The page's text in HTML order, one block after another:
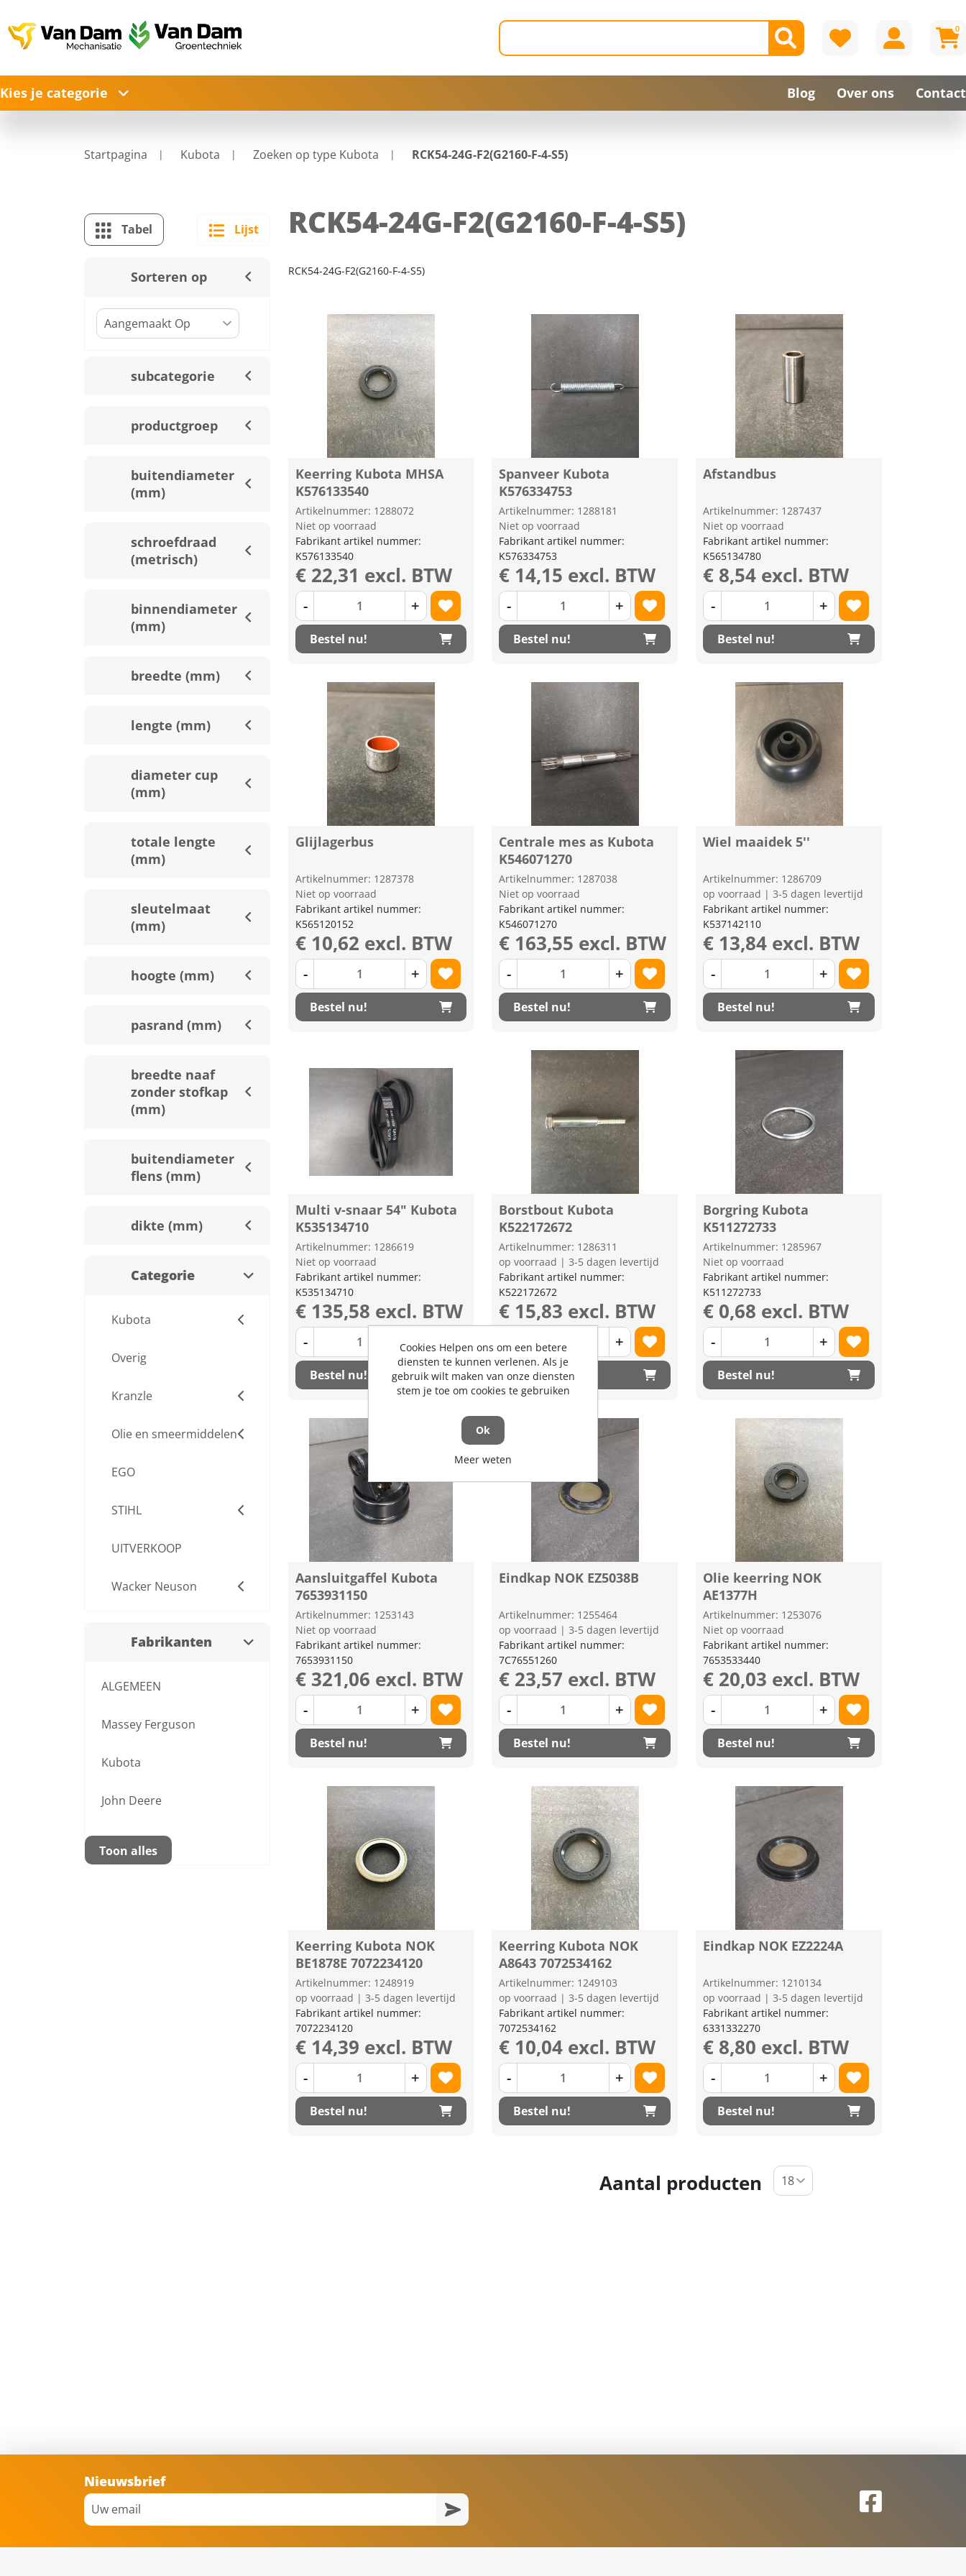
0
Kies je categorie Blog Over ons Contact
Startpagina Kubota Zoeken op type Kubota RCK54-24G-F2(G2160-F-4-S5)
Tabel Lijst
Sorteren op
subcategorie
productgroep
buitendiameter
(mm)
schroefdraad
(metrisch)
binnendiameter
(mm)
breedte (mm)
lengte (mm)
diameter cup
(mm)
totale lengte
(mm)
sleutelmaat
(mm)
hoogte (mm)
pasrand (mm)
breedte naaf
zonder stofkap
(mm)
buitendiameter
flens (mm)
dikte (mm)
Categorie
Kubota
Overig
Kranzle
Olie en smeermiddelen
EGO
STIHL
UITVERKOOP
Wacker Neuson
Fabrikanten
ALGEMEEN
Massey Ferguson
Kubota
John Deere
Toon alles
RCK54-24G-F2(G2160-F-4-S5)
RCK54-24G-F2(G2160-F-4-S5)
Keerring Kubota MHSA
K576133540
Artikelnummer: 1288072
Niet op voorraad
Fabrikant artikel nummer:
K576133540
€ 22,31 excl. BTW
- +
Bestel nu!
Spanveer Kubota
K576334753
Artikelnummer: 1288181
Niet op voorraad
Fabrikant artikel nummer:
K576334753
€ 14,15 excl. BTW
- +
Bestel nu!
Afstandbus
Artikelnummer: 1287437
Niet op voorraad
Fabrikant artikel nummer:
K565134780
€ 8,54 excl. BTW
- +
Bestel nu!
Glijlagerbus
Artikelnummer: 1287378
Niet op voorraad
Fabrikant artikel nummer:
K565120152
€ 10,62 excl. BTW
- +
Bestel nu!
Centrale mes as Kubota
K546071270
Artikelnummer: 1287038
Niet op voorraad
Fabrikant artikel nummer:
K546071270
€ 163,55 excl. BTW
- +
Bestel nu!
Wiel maaidek 5''
Artikelnummer: 1286709
op voorraad | 3-5 dagen levertijd
Fabrikant artikel nummer:
K537142110
€ 13,84 excl. BTW
- +
Bestel nu!
Multi v-snaar 54" Kubota
K535134710
Artikelnummer: 1286619
Niet op voorraad
Fabrikant artikel nummer:
K535134710
€ 135,58 excl. BTW
- +
Bestel nu!
Borstbout Kubota
K522172672
Artikelnummer: 1286311
op voorraad | 3-5 dagen levertijd
Fabrikant artikel nummer:
K522172672
€ 15,83 excl. BTW
- +
Bestel nu!
Borgring Kubota
K511272733
Artikelnummer: 1285967
Niet op voorraad
Fabrikant artikel nummer:
K511272733
€ 0,68 excl. BTW
- +
Bestel nu!
Aansluitgaffel Kubota
7653931150
Artikelnummer: 1253143
Niet op voorraad
Fabrikant artikel nummer:
7653931150
€ 321,06 excl. BTW
- +
Bestel nu!
Eindkap NOK EZ5038B
Artikelnummer: 1255464
op voorraad | 3-5 dagen levertijd
Fabrikant artikel nummer:
7C76551260
€ 23,57 excl. BTW
- +
Bestel nu!
Olie keerring NOK
AE1377H
Artikelnummer: 1253076
Niet op voorraad
Fabrikant artikel nummer:
7653533440
€ 20,03 excl. BTW
- +
Bestel nu!
Keerring Kubota NOK
BE1878E 7072234120
Artikelnummer: 1248919
op voorraad | 3-5 dagen levertijd
Fabrikant artikel nummer:
7072234120
€ 14,39 excl. BTW
- +
Bestel nu!
Keerring Kubota NOK
A8643 7072534162
Artikelnummer: 1249103
op voorraad | 3-5 dagen levertijd
Fabrikant artikel nummer:
7072534162
€ 10,04 excl. BTW
- +
Bestel nu!
Eindkap NOK EZ2224A
Artikelnummer: 1210134
op voorraad | 3-5 dagen levertijd
Fabrikant artikel nummer:
6331332270
€ 8,80 excl. BTW
- +
Bestel nu!
Aantal producten
Nieuwsbrief
Cookies Helpen ons om een betere
diensten te kunnen verlenen. Als je
gebruik wilt maken van onze diensten
stem je toe om cookies te gebruiken
Ok
Meer weten